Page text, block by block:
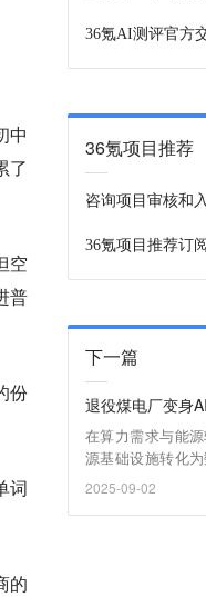
中
了
空
普
份
词
的
36氪AI测评官方
36氪项目推荐
咨询项目审核和
36氪项目推荐订
下一篇
退役煤电厂变身
在算力需求与能
源基础设施转化
公司与科技巨头的
2025-09-02